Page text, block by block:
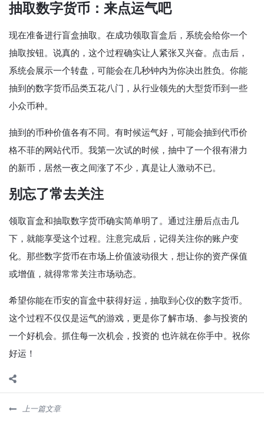
抽取数字货币：来点运气吧
现在准备进行盲盒抽取。在成功领取盲盒后，系统会给你一个
抽取按钮。说真的，这个过程确实让人紧张又兴奋。点击后，
系统会展示一个转盘，可能会在几秒钟内为你决出胜负。你能
抽到的数字货币品类五花八门，从行业领先的大型货币到一些
小众币种。
抽到的币种价值各有不同。有时候运气好，可能会抽到代币价
格不菲的网站代币。我第一次试的时候，抽中了一个很有潜力
的新币，居然一夜之间涨了不少，真是让人激动不已。
别忘了常去关注
领取盲盒和抽取数字货币确实简单明了。通过注册后点击几
下，就能享受这个过程。注意完成后，记得关注你的账户变
化。那些数字货币在市场上价值波动很大，想让你的资产保值
或增值，就得常常关注市场动态。
希望你能在币安的盲盒中获得好运，抽取到心仪的数字货币。
这个过程不仅仅是运气的游戏，更是你了解市场、参与投资的
一个好机会。抓住每一次机会，投资的 也许就在你手中。祝你
好运！
上一篇文章